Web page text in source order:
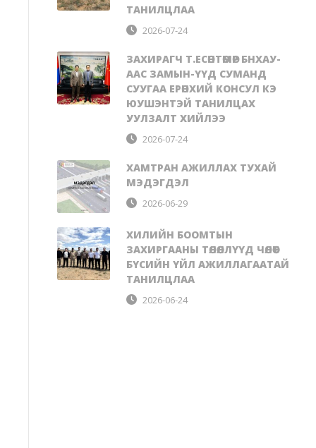
ТАНИЛЦЛАА
2026-07-24
ЗАХИРАГЧ Т.ЕСӨНТӨМӨР БНХАУ-
ААС ЗАМЫН-ҮҮД СУМАНД
СУУГАА ЕРӨНХИЙ КОНСУЛ КЭ
ЮУШЭНТЭЙ ТАНИЛЦАХ
УУЛЗАЛТ ХИЙЛЭЭ
2026-07-24
ХАМТРАН АЖИЛЛАХ ТУХАЙ
МЭДЭГДЭЛ
2026-06-29
ХИЛИЙН БООМТЫН
ЗАХИРГААНЫ ТӨЛӨӨЛЛҮҮД ЧӨЛӨӨТ
БҮСИЙН ҮЙЛ АЖИЛЛАГААТАЙ
ТАНИЛЦЛАА
2026-06-24